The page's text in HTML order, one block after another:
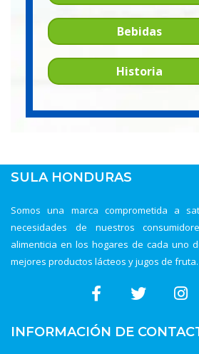
Bebidas
Historia
SULA HONDURAS
Somos una marca comprometida a
necesidades de nuestros
alimenticia en los hogares de cada uno
mejores productos lácteos y jugos de fruta.
INFORMACIÓN DE